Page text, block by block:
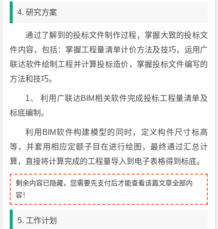
4. 研究方案
通过了解到的投标文件制作过程，掌握大致的投标文
件内容，包括：掌握工程量清单计价方法及技巧，运用广
联达软件绘制工程并计算投标造价，掌握投标文件编写的
方法和技巧。
1、 利用广联达BIM相关软件完成投标工程量清单及
标底编制。
利用BIM软件构建模型的同时，定义构件尺寸标高
等，并套用相应定额子目在进行绘图，最终通过汇总计
算，直接将计算完成的工程量导入到电子表格得到标底。
剩余内容已隐藏，您需要先支付后才能查看该篇文章全部内
容！
5. 工作计划